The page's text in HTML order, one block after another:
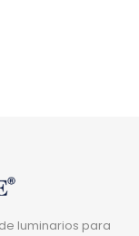
luminarios para